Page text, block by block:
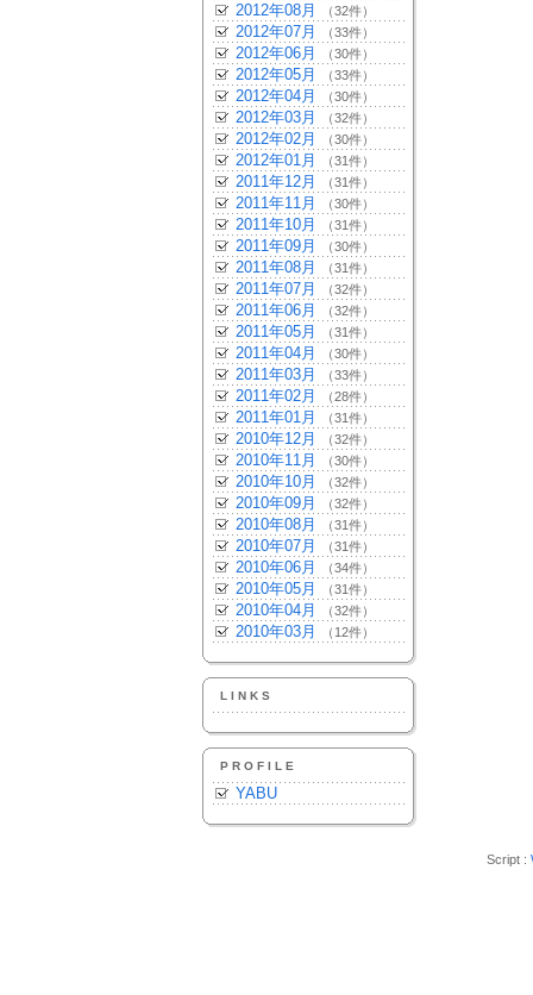
2012年08月 （32件）
2012年07月 （33件）
2012年06月 （30件）
2012年05月 （33件）
2012年04月 （30件）
2012年03月 （32件）
2012年02月 （30件）
2012年01月 （31件）
2011年12月 （31件）
2011年11月 （30件）
2011年10月 （31件）
2011年09月 （30件）
2011年08月 （31件）
2011年07月 （32件）
2011年06月 （32件）
2011年05月 （31件）
2011年04月 （30件）
2011年03月 （33件）
2011年02月 （28件）
2011年01月 （31件）
2010年12月 （32件）
2010年11月 （30件）
2010年10月 （32件）
2010年09月 （32件）
2010年08月 （31件）
2010年07月 （31件）
2010年06月 （34件）
2010年05月 （31件）
2010年04月 （32件）
2010年03月 （12件）
LINKS
PROFILE
YABU
Script :